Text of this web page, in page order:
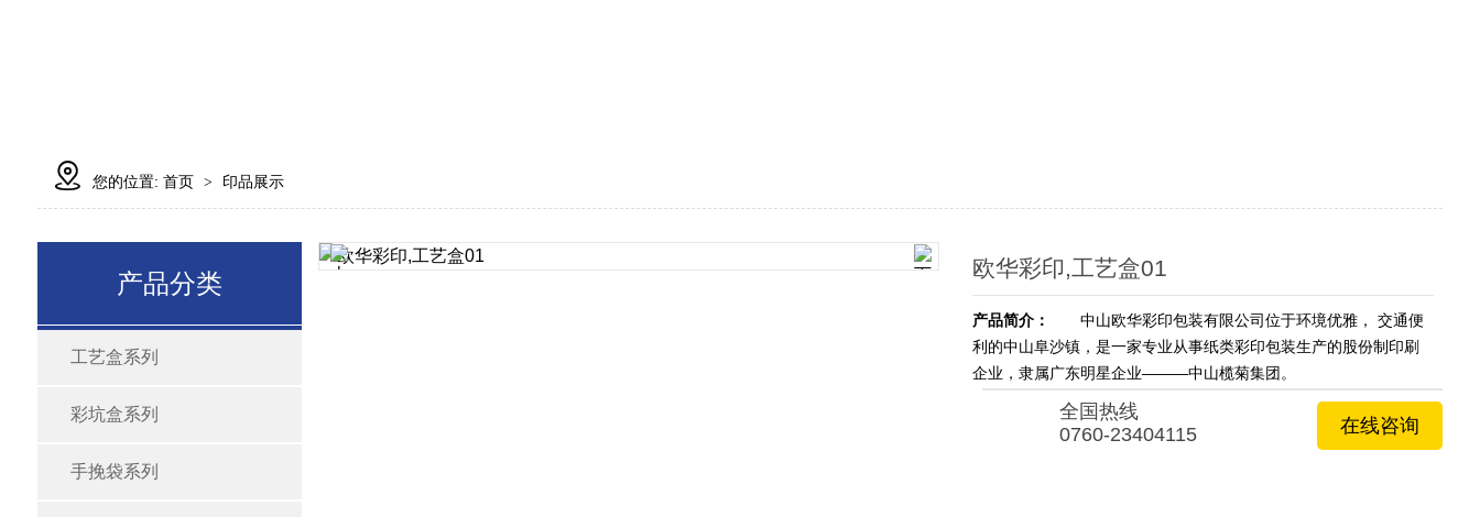
 您的位置: 首页 > 印品展示
产品分类
工艺盒系列
彩坑盒系列
手挽袋系列
欧华彩印,工艺盒01
产品简介：
中山欧华彩印包装有限公司位于环境优雅， 交通便
利的中山阜沙镇，是一家专业从事纸类彩印包装生产的股份制印刷
企业，隶属广东明星企业———中山榄菊集团。
在线咨询
全国热线
0760-23404115